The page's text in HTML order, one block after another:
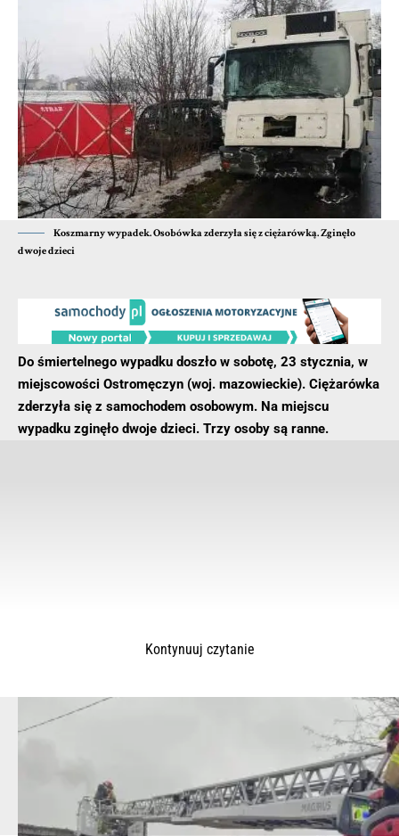
Strażacy zabezpieczyli miejsce zdarzenia i przystąpili do
rozstawienia drabiny mechanicznej, a następnie ugasili pożar
przy pomocy proszku gaśniczego oraz wygasili ogień w
piecu. Po ugaszeniu pożaru komin wyczyszczono przy
pomocy zestawu kominiarskiego. Wszystkie mieszkania
sprawdzono przy pomocy czujnika wielogazowego pod
kątem wystąpienia gazów. W końcowej fazie działań kamerą
termowizyjną skontrolowano komin w przypadku pęknięć lub
innych nieprawidłowości.
- Reklama -
Koszmarny wypadek. Osobówka zderzyła się z ciężarówką. Zginęło
dwoje dzieci
Do śmiertelnego wypadku doszło w sobotę, 23 stycznia, w
miejscowości Ostromęczyn (woj. mazowieckie). Ciężarówka
zderzyła się z samochodem osobowym. Na miejscu
wypadku zginęło dwoje dzieci. Trzy osoby są ranne.
Kontynuuj czytanie
© 2025 – Wielkopolska 112, Wszelkie prawa zastrzeżone |hvln.pl